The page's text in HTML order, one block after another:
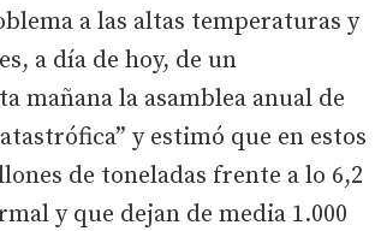
a las altas temperaturas y
a día de hoy, de un
mañana la asamblea anual de
y estimó que en estos
de toneladas frente a lo 6,2
y que dejan de media 1.000